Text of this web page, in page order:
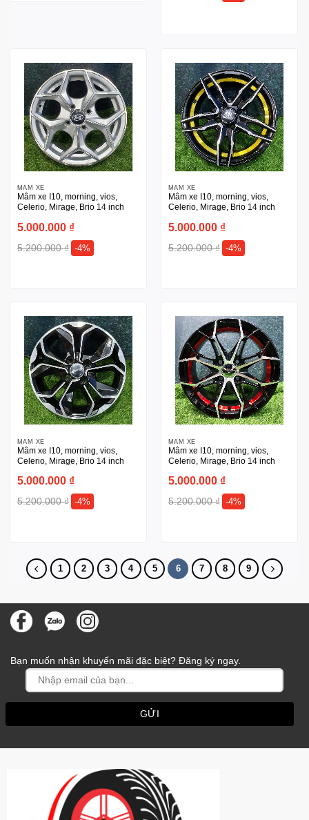
MÂM XE
Mâm xe I10, morning, vios,
Celerio, Mirage, Brio 14 inch
5.000.000 ₫
5.200.000₫ -4%
MÂM XE
Mâm xe I10, morning, vios,
Celerio, Mirage, Brio 14 inch
5.000.000 ₫
5.200.000₫ -4%
MÂM XE
Mâm xe I10, morning, vios,
Celerio, Mirage, Brio 14 inch
5.000.000 ₫
5.200.000₫ -4%
MÂM XE
Mâm xe I10, morning, vios,
Celerio, Mirage, Brio 14 inch
5.000.000 ₫
5.200.000₫ -4%
1 2 3 4 5 6 7 8 9
Bạn muốn nhận khuyến mãi đặc biệt? Đăng ký ngay.